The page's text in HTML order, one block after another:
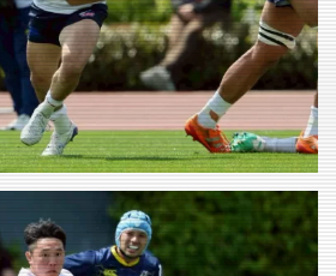
VIEW